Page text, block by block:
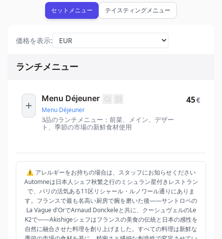
セットメニュー テイスティングメニュー
価格を表示:
ランチメニュー
Menu Déjeuner
Menu Déjeuner
3品のランチメニュー：前菜、メイン、デザー
ト、季節の市場の新鮮食材使用
45€
⚠️ アレルギーをお持ちの場合は、スタッフにお知らせください
Automneは日本人シェフ秋繁之行のミシュラン星付きレストラン
で、パリの活気ある11区リシャール・ルノワール通りにありま
す。フランスで最も名高い厨房で腕を磨いた後——サントロペの
La Vague d'OrでArnaud Donckeleと共に、クーシュヴェルのLe
K2で——Akishigeシェフはフランスの美食の伝統と日本の感性を
自然に融合させた料理を創り上げました。すべての料理は新鮮な